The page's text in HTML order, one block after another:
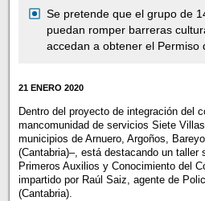
Se pretende que el grupo de
puedan romper barreras
accedan a obtener el Permiso
21 ENERO 2020
Dentro del proyecto de integración del
mancomunidad de servicios Siete
municipios de Arnuero, Argoños,
(Cantabria)–, está destacando un taller
Primeros Auxilios y Conocimiento del
impartido por Raúl Saiz, agente de
(Cantabria).